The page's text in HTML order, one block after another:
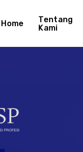
Home
Tentang
Kami